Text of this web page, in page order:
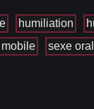
humiliation
sexe oral